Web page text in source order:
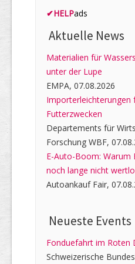
✔HELPads
Aktuelle News
Materialien für
unter der Lupe
EMPA, 07.08.2026
Importerleichterungen
Futterzwecken
Departements für
Forschung WBF,
E-Auto-Boom: Warum
noch lange nicht
Autoankauf Fair,
Neueste Events
Fonduefahrt im Roten
Schweizerische